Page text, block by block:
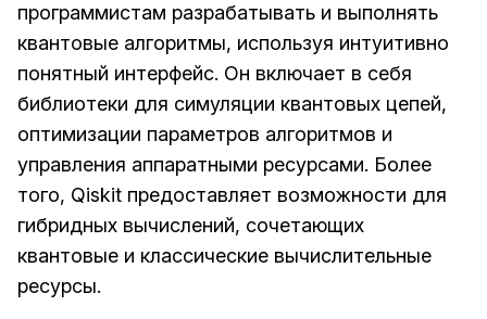
программистам разрабатывать и выполнять
квантовые алгоритмы, используя интуитивно
понятный интерфейс. Он включает в себя
библиотеки для симуляции квантовых цепей,
оптимизации параметров алгоритмов и
управления аппаратными ресурсами. Более
того, Qiskit предоставляет возможности для
гибридных вычислений, сочетающих
квантовые и классические вычислительные
ресурсы.